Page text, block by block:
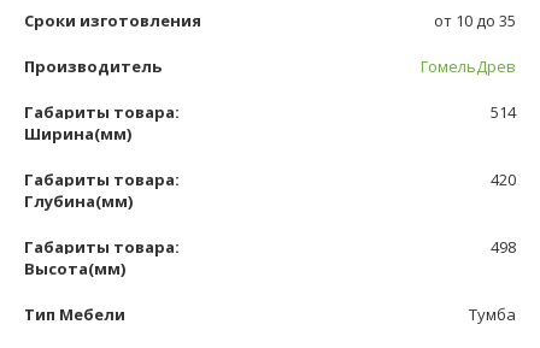
Сроки изготовления от 10 до 35
Производитель ГомельДрев
Габариты товара:
Ширина(мм)
514
Габариты товара:
Глубина(мм)
420
Габариты товара:
Высота(мм)
498
Тип Мебели Тумба